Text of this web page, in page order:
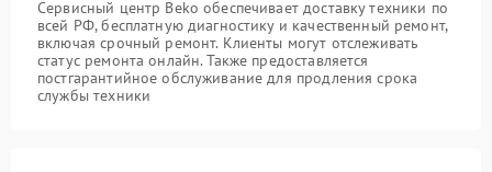
Сервисный центр Beko обеспечивает доставку техники по
всей РФ, бесплатную диагностику и качественный ремонт,
включая срочный ремонт. Клиенты могут отслеживать
статус ремонта онлайн. Также предоставляется
постгарантийное обслуживание для продления срока
службы техники